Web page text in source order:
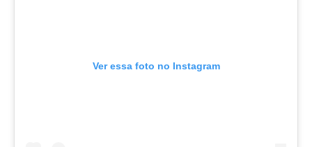
Ver essa foto no Instagram